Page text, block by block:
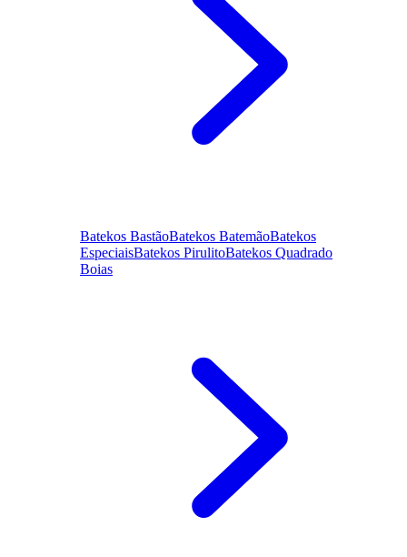
Batekos BastãoBatekos BatemãoBatekos
EspeciaisBatekos PirulitoBatekos Quadrado
Boias